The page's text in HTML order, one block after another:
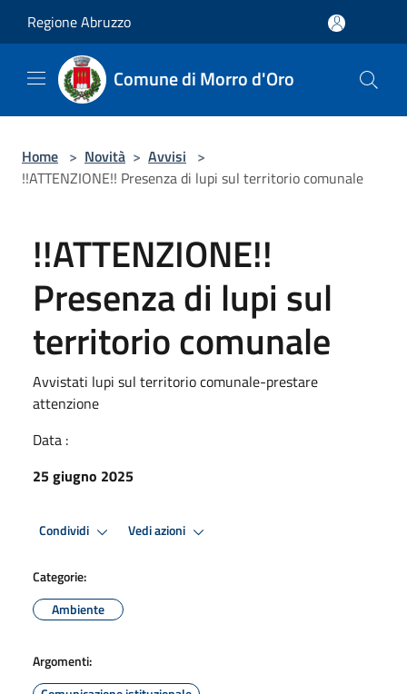
Regione Abruzzo
Comune di Morro d'Oro
Home > Novità > Avvisi >
!!ATTENZIONE!! Presenza di lupi sul territorio comunale
!!ATTENZIONE!!
Presenza di lupi sul
territorio comunale
Avvistati lupi sul territorio comunale-prestare
attenzione
Data :
25 giugno 2025
Condividi Vedi azioni
Categorie:
Ambiente
Argomenti: